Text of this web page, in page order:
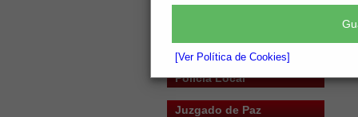
[Ver Política de Cookies]
Deportes
Policía Local
Juzgado de Paz